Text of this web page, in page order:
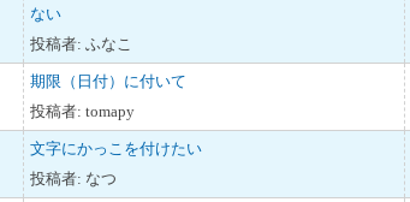
ない
投稿者: ふなこ
期限（日付）に付いて
投稿者: tomapy
文字にかっこを付けたい
投稿者: なつ